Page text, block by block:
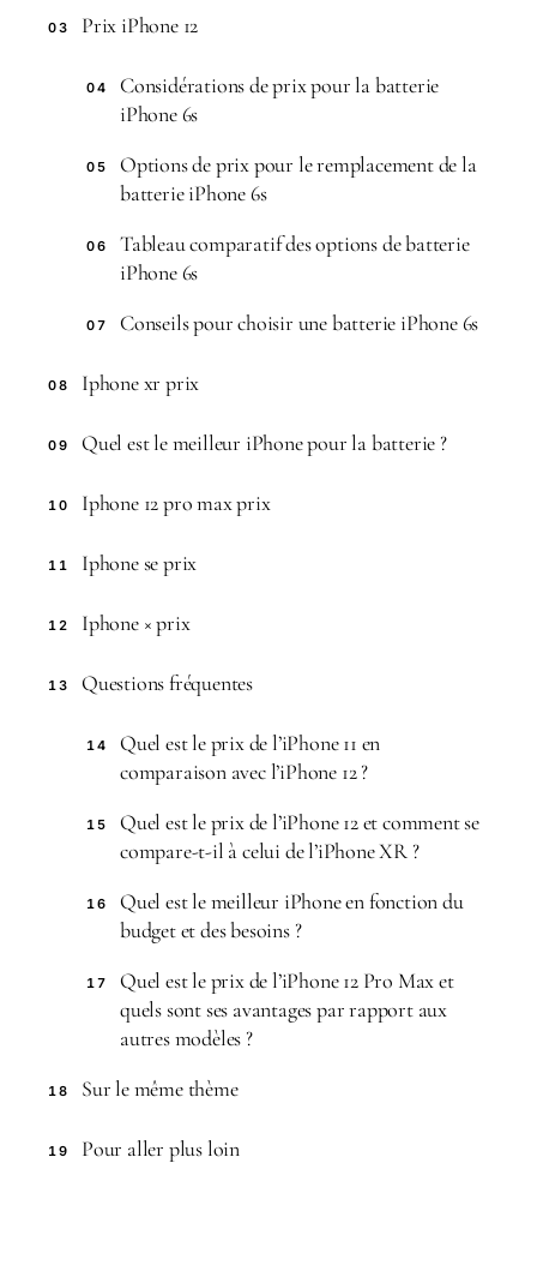
03 Prix iPhone 12
04
Considérations de prix pour la batterie
iPhone 6s
05
Options de prix pour le remplacement de la
batterie iPhone 6s
06
Tableau comparatif des options de batterie
iPhone 6s
07 Conseils pour choisir une batterie iPhone 6s
08 Iphone xr prix
09 Quel est le meilleur iPhone pour la batterie ?
10 Iphone 12 pro max prix
11 Iphone se prix
12 Iphone × prix
13 Questions fréquentes
14
Quel est le prix de l’iPhone 11 en
comparaison avec l’iPhone 12 ?
15
Quel est le prix de l’iPhone 12 et comment se
compare-t-il à celui de l’iPhone XR ?
16
Quel est le meilleur iPhone en fonction du
budget et des besoins ?
17
Quel est le prix de l’iPhone 12 Pro Max et
quels sont ses avantages par rapport aux
autres modèles ?
18 Sur le même thème
19 Pour aller plus loin